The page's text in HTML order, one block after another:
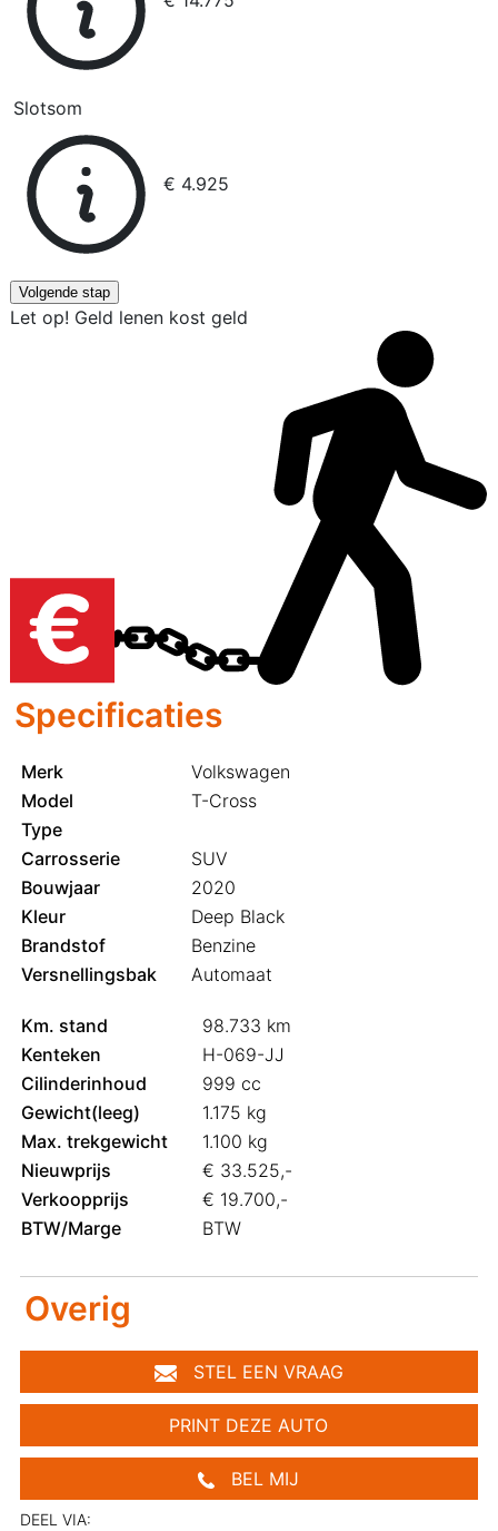
Specificaties
Merk
Volkswagen
Model
T-Cross
Type
Carrosserie
SUV
Bouwjaar
2020
Kleur
Deep Black
Brandstof
Benzine
Versnellingsbak
Automaat
Km. stand
98.733 km
Kenteken
H-069-JJ
Cilinderinhoud
999 cc
Gewicht(leeg)
1.175 kg
Max. trekgewicht
1.100 kg
Nieuwprijs
€ 33.525,-
Verkoopprijs
€ 19.700,-
BTW/Marge
BTW
Overig
STEL EEN VRAAG
PRINT DEZE AUTO
BEL MIJ
DEEL VIA: